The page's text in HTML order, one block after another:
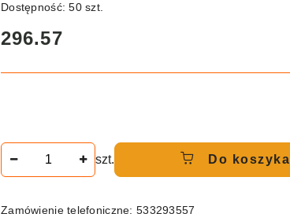
Dostępność:50szt.
cena:
296.57
szt. Do koszyka
Zamówienie telefoniczne: 533293557